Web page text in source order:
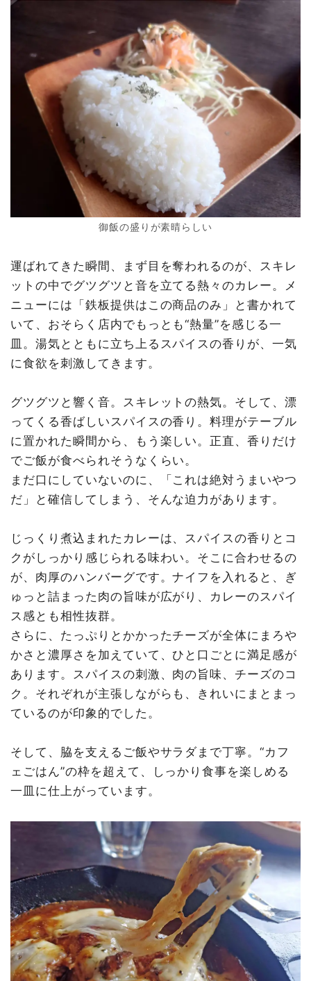
御飯の盛りが素晴らしい
運ばれてきた瞬間、まず目を奪われるのが、スキレ
ットの中でグツグツと音を立てる熱々のカレー。メ
ニューには「鉄板提供はこの商品のみ」と書かれて
いて、おそらく店内でもっとも“熱量”を感じる一
皿。湯気とともに立ち上るスパイスの香りが、一気
に食欲を刺激してきます。
グツグツと響く音。スキレットの熱気。そして、漂
ってくる香ばしいスパイスの香り。料理がテーブル
に置かれた瞬間から、もう楽しい。正直、香りだけ
でご飯が食べられそうなくらい。
まだ口にしていないのに、「これは絶対うまいやつ
だ」と確信してしまう、そんな迫力があります。
じっくり煮込まれたカレーは、スパイスの香りとコ
クがしっかり感じられる味わい。そこに合わせるの
が、肉厚のハンバーグです。ナイフを入れると、ぎ
ゅっと詰まった肉の旨味が広がり、カレーのスパイ
ス感とも相性抜群。
さらに、たっぷりとかかったチーズが全体にまろや
かさと濃厚さを加えていて、ひと口ごとに満足感が
あります。スパイスの刺激、肉の旨味、チーズのコ
ク。それぞれが主張しながらも、きれいにまとまっ
ているのが印象的でした。
そして、脇を支えるご飯やサラダまで丁寧。“カフ
ェごはん”の枠を超えて、しっかり食事を楽しめる
一皿に仕上がっています。